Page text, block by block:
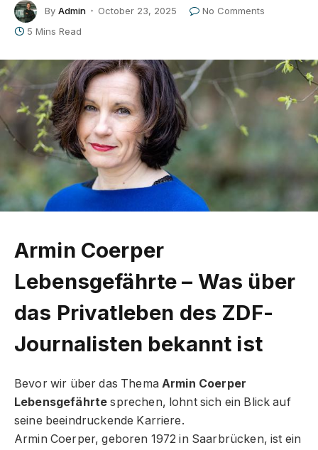
By Admin October 23, 2025
No Comments
5 Mins Read
Armin Coerper
Lebensgefährte – Was über
das Privatleben des ZDF-
Journalisten bekannt ist
Bevor wir über das Thema Armin Coerper
Lebensgefährte sprechen, lohnt sich ein Blick auf
seine beeindruckende Karriere.
Armin Coerper, geboren 1972 in Saarbrücken, ist ein